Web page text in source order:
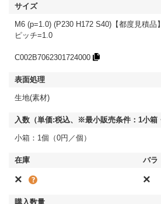
M6 (p=1.0) (P230 H172 S40)【都度見積品】
ピッチ=1.0
C002B7062301724000
生地(素材)
小箱：1個（0円／個）
× ×